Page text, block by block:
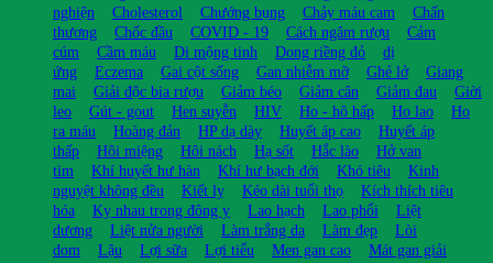
nghiện
Cholesterol Chướng bụng Chảy máu cam
Chấn
thương
Chốc đầu COVID - 19 Cách ngâm rượu
Cảm
cúm
Cầm máu Di mộng tinh Dong riềng đỏ
dị
ứng
Eczema Gai cột sống Gan nhiễm mỡ Ghẻ lở
Giang
mai
Giải độc bia rượu Giảm béo Giảm cân Giảm đau
Giời
leo
Gút - gout Hen suyễn HIV Ho - hô hấp Ho lao
Ho
ra máu
Hoàng đản HP dạ dày Huyết áp cao
Huyết áp
thấp
Hôi miệng Hôi nách Hạ sốt Hắc lào
Hở van
tim
Khí huyết hư hàn Khí hư bạch đới Khó tiêu
Kinh
nguyệt không đều
Kiết lỵ Kéo dài tuổi thọ
Kích thích tiêu
hóa
Kỵ nhau trong đông y Lao hạch Lao phổi
Liệt
dương
Liệt nửa người Làm trắng da Làm đẹp
Lòi
dom
Lậu Lợi sữa Lợi tiểu Men gan cao
Mát gan giải